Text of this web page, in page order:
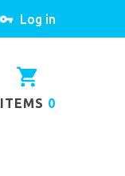
Log in
ITEMS 0